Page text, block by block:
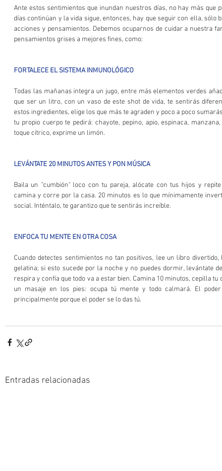
Ante estos sentimientos que inundan nuestros días, no hay más que
días continúan y la vida sigue, entonces, hay que seguir con ella, sólo
acciones y pensamientos. Debemos ocuparnos de cuidar a nuestra
pensamientos grises a mejores fines, como:
FORTALECE EL SISTEMA INMUNOLÓGICO
Todas las mañanas integra un jugo, entre más elementos verdes
que ser un litro, con un vaso de este shot de vida, te sentirás
estos ingredientes, elige los que más te agraden y poco a poco
tu propio cuerpo te pedirá: chayote, pepino, apio, espinaca,
toque cítrico, exprime un limón.
LEVÁNTATE 20 MINUTOS ANTES Y PON MÚSICA
Baila un "cumbión" loco con tu pareja, alócate con tus hijos y
camina y corre por la casa. 20 minutos es lo que mínimamente
social. Inténtalo, te garantizo que te sentirás increíble.
ENFOCA TU MENTE EN OTRA COSA
Cuando detectes sentimientos no tan positivos, lee un libro
gelatina; si esto sucede por la noche y no puedes dormir, levántate
respira y confía que todo va a estar bien. Camina 10 minutos, cepilla tu
un masaje en los pies: ocupa tú mente y todo calmará. El
principalmente porque el poder se lo das tú.
Entradas relacionadas